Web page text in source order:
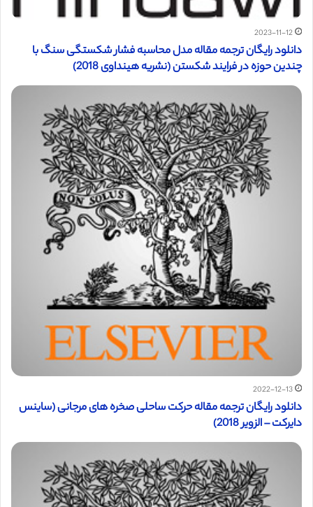
2023-11-12
دانلود رایگان ترجمه مقاله مدل محاسبه فشار شکستگی سنگ با
چندین حوزه در فرایند شکستن (نشریه هینداوی 2018)
2022-12-13
دانلود رایگان ترجمه مقاله حرکت ساحلی صخره های مرجانی (ساینس
دایرکت – الزویر 2018)